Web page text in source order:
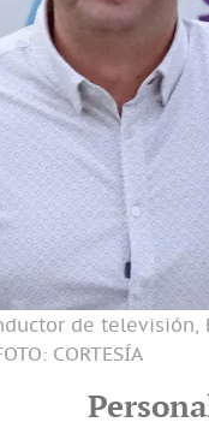
de
CORTESÍA